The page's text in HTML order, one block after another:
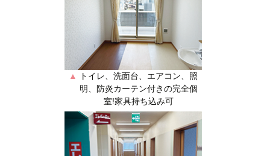
▲
トイレ、洗面台、エアコン、照
明、防炎カーテン付きの完全個
室!家具持ち込み可